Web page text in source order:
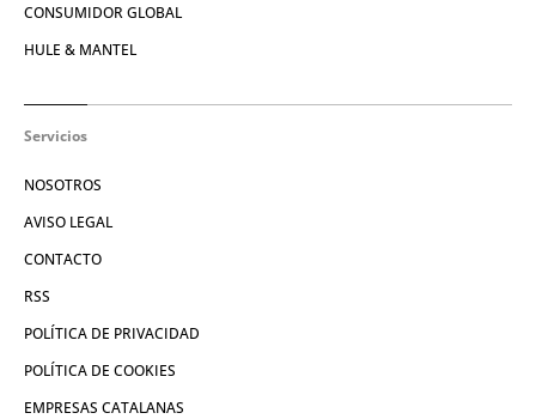
CONSUMIDOR GLOBAL
HULE & MANTEL
Servicios
NOSOTROS
AVISO LEGAL
CONTACTO
RSS
POLÍTICA DE PRIVACIDAD
POLÍTICA DE COOKIES
EMPRESAS CATALANAS